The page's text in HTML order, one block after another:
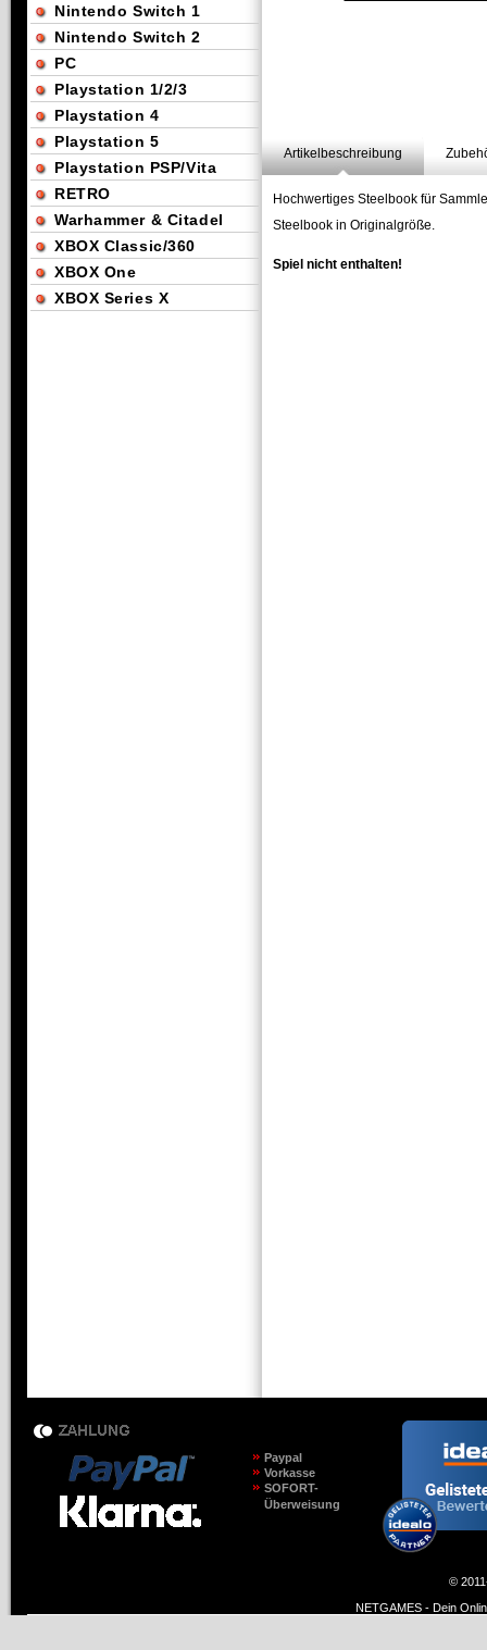
Artikelbeschreibung
Hochwertiges Steelbook für
Steelbook in Originalgröße.
Spiel nicht enthalten!
Nintendo Switch 1
Nintendo Switch 2
PC
Playstation 1/2/3
Playstation 4
Playstation 5
Playstation PSP/Vita
RETRO
Warhammer & Citadel
XBOX Classic/360
XBOX One
XBOX Series X
Paypal
Vorkasse
SOFORT-
Überweisung
©
NETGAMES - Dein